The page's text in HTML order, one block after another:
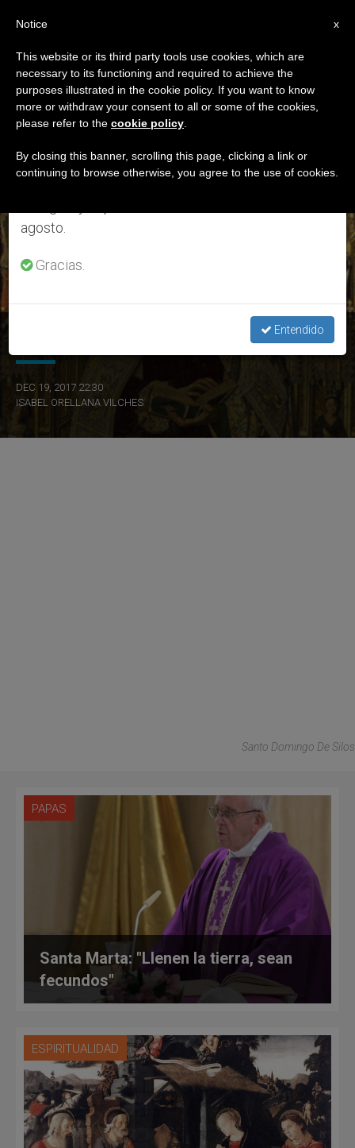
DÍA
Diciembre 19th, 2017
ÚLTIMAS NOTICIAS
DEC 19, 2017 22:30
ISABEL ORELLANA VILCHES
Santo Domingo De Silos
PAPAS
Santa Marta: "Llenen la tierra, sean
fecundos"
ESPIRITUALIDAD
×
Aviso importante
Del 27 de julio al 7 de agosto haremos la pausa
anual, aprovechando que en el periodo de verano
se generan menos informaciones y también el
agosto.
Gracias.
Entendido
x
Notice
This website or its third party tools use cookies, which are
necessary to its functioning and required to achieve the
purposes illustrated in the cookie policy. If you want to know
more or withdraw your consent to all or some of the cookies,
please refer to the cookie policy
By closing this banner, scrolling this page, clicking a link or
continuing to browse otherwise, you agree to the use of cookies.